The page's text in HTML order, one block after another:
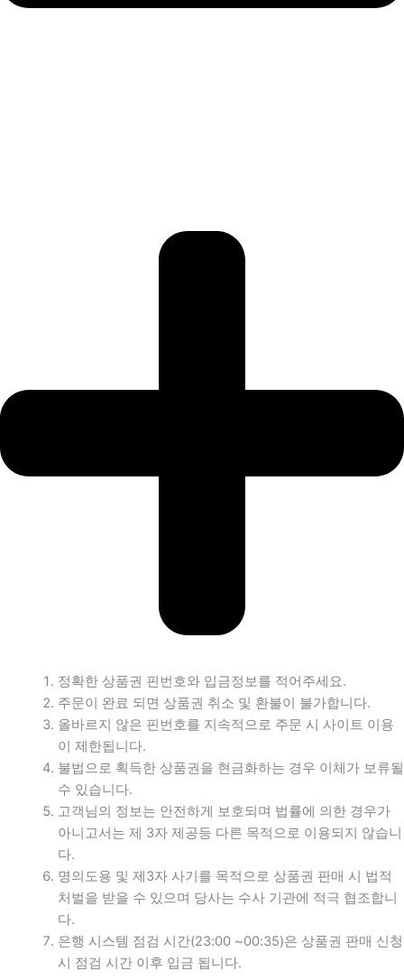
정확한 상품권 핀번호와 입금정보를 적어주세요.
주문이 완료 되면 상품권 취소 및 환불이 불가합니다.
올바르지 않은 핀번호를 지속적으로 주문 시 사이트 이용
이 제한됩니다.
불법으로 획득한 상품권을 현금화하는 경우 이체가 보류될
수 있습니다.
고객님의 정보는 안전하게 보호되며 법률에 의한 경우가
아니고서는 제 3자 제공등 다른 목적으로 이용되지 않습니
다.
명의도용 및 제3자 사기를 목적으로 상품권 판매 시 법적
처벌을 받을 수 있으며 당사는 수사 기관에 적극 협조합니
다.
은행 시스템 점검 시간(23:00 ~00:35)은 상품권 판매 신청
시 점검 시간 이후 입금 됩니다.